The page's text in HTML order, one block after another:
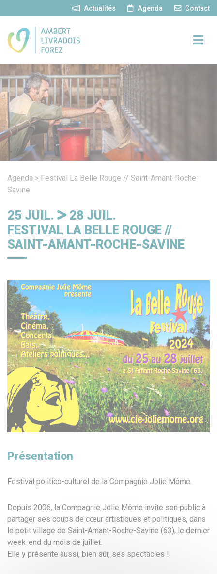
Actualités Agenda Contact
Agenda > Festival La Belle Rouge // Saint-Amant-Roche-
Savine
25 JUIL. 28 JUIL.
FESTIVAL LA BELLE ROUGE //
SAINT-AMANT-ROCHE-SAVINE
Présentation
Festival politico-culturel de la Compagnie Jolie Môme.
Depuis 2006, la Compagnie Jolie Môme invite son public à
partager ses coups de cœur artistiques et politiques, dans
le petit village de Saint-Amant-Roche-Savine (63), le dernier
week-end du mois de juillet.
Elle y présente aussi, bien sûr, ses spectacles !
Panneau de gestion des cookies